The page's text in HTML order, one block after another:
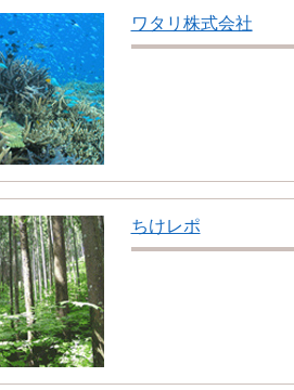
ワタリ株式会社
ちけレポ